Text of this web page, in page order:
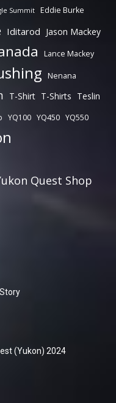
Summit Eddie Burke
Iditarod Jason Mackey
Lance Mackey
Nenana
T-Shirt T-Shirts Teslin
YQ100 YQ450 YQ550
Quest Shop
(Yukon) 2024